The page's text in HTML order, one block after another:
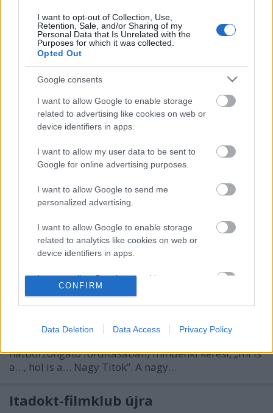
I want to opt-out of Collection, Use,
Retention, Sale, and/or Sharing of my
Personal Data that Is Unrelated with the
Purposes for which it was collected.
Opted Out
Google consents
I want to allow Google to enable storage
related to advertising like cookies on web or
device identifiers in apps.
I want to allow my user data to be sent to
Google for online advertising purposes.
I want to allow Google to send me
personalized advertising.
I want to allow Google to enable storage
related to analytics like cookies on web or
device identifiers in apps.
I want to allow Google to enable storage
related to functionality of the website or app.
related to personalization.
I want to allow Google to enable storage
related to security, including authentication
CONFIRM
Data Deletion Data Access Privacy Policy
magyar résztvevőinek előadásai, pontosabban az
azok alapján írt tanulmányok. Így Szkárosi Endre A
színpadi tér ihlete. A futurista színház és a
pirandellói…
A nagy titok
olaszissimo•2015. augusztus 10.
Henri Michaux nagyszerű és emblematikus versében
hátborzongató fordításában) mindenki keresi, „mi is
a…, hol is a… Nagy Titok”. A nagy…
Itadokt-filmklub újra